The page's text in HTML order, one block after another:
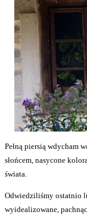
Pełną piersią wdycham
słońcem, nasycone
świata.
Odwiedziliśmy ostatnio
wyidealizowane,